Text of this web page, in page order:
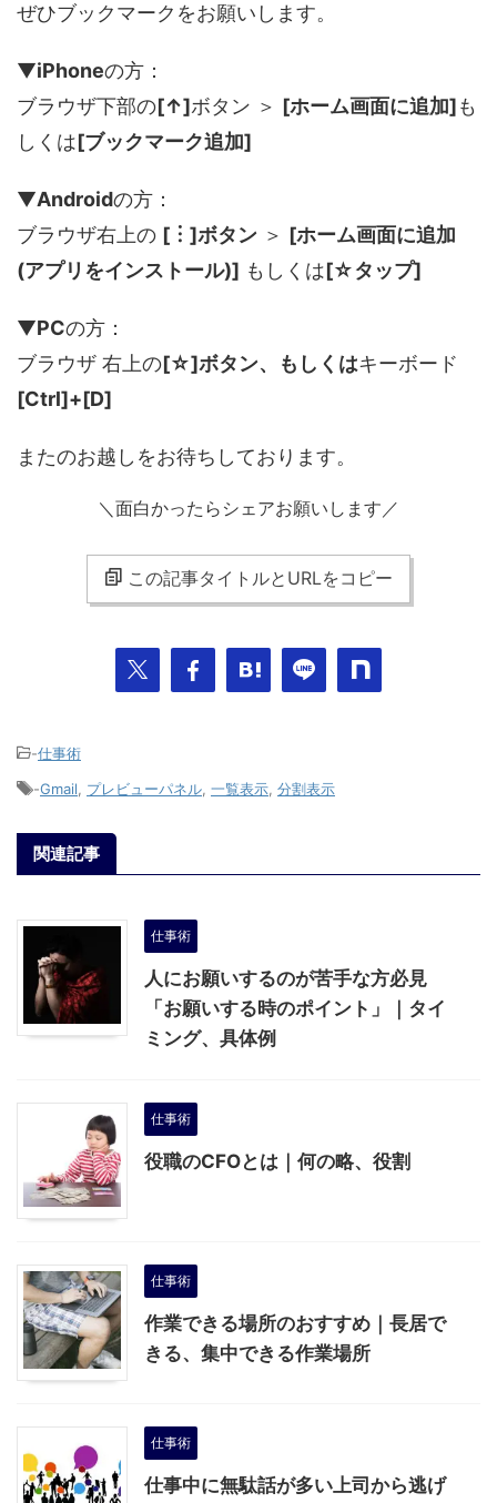
ぜひブックマークをお願いします。
▼iPhoneの方：
ブラウザ下部の[↑]ボタン ＞ [ホーム画面に追加]も
しくは[ブックマーク追加]
▼Androidの方：
ブラウザ右上の [︙]ボタン ＞ [ホーム画面に追加
(アプリをインストール)] もしくは[☆タップ]
▼PCの方：
ブラウザ 右上の[☆]ボタン、もしくはキーボード
[Ctrl]+[D]
またのお越しをお待ちしております。
＼面白かったらシェアお願いします／
この記事タイトルとURLをコピー
-仕事術
-Gmail, プレビューパネル, 一覧表示, 分割表示
関連記事
仕事術
人にお願いするのが苦手な方必見
「お願いする時のポイント」｜タイ
ミング、具体例
仕事術
役職のCFOとは｜何の略、役割
仕事術
作業できる場所のおすすめ｜長居で
きる、集中できる作業場所
仕事術
仕事中に無駄話が多い上司から逃げ